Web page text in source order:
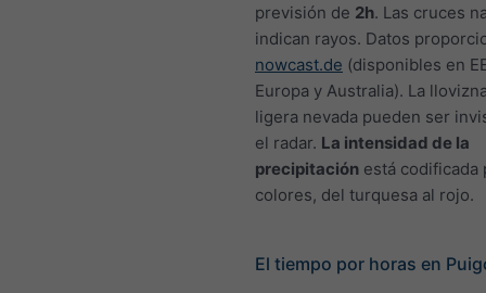
previsión de 2h. Las cruces
indican rayos. Datos
nowcast.de (disponibles en
Europa y Australia). La
ligera nevada pueden ser
el radar. La intensidad de la
precipitación está codificada
colores, del turquesa al rojo.
El tiempo por horas en